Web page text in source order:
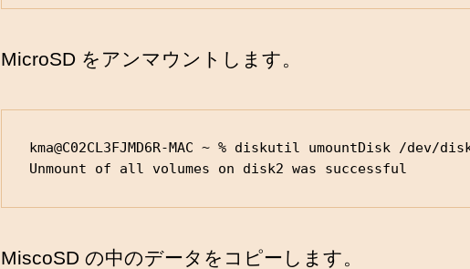
MicroSD をアンマウントします。
kma@C02CL3FJMD6R-MAC ~ % diskutil umountDisk /dev/
Unmount of all volumes on disk2 was successful
MiscoSD の中のデータをコピーします。